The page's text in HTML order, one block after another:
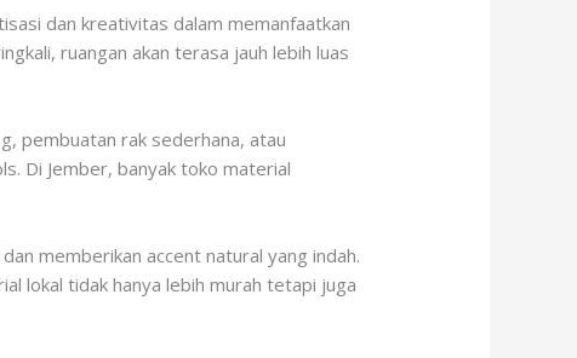
dan kreativitas dalam memanfaatkan
ruangan akan terasa jauh lebih luas
pembuatan rak sederhana, atau
Di Jember, banyak toko material
memberikan accent natural yang indah.
lokal tidak hanya lebih murah tetapi juga